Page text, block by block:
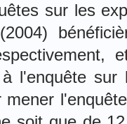
sur les
l'enquête sur